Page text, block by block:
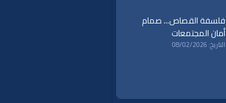
فلسفة القصاص... صمام
أمان المجتمعات
التاريخ: 08/02/2026